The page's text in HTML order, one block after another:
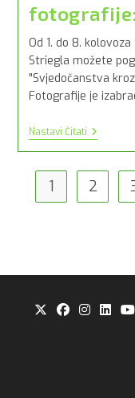
fotografije:
Od 1. do 8.
Striegla možete
"Svjedočanstva
Fotografije je
Nastavi ČitatiIzložba
Kroz
Sisak
1 2